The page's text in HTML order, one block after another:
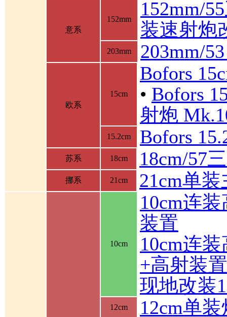
意系
152mm
152mm/
装速射炮
203mm 203mm/
欧系
15cm
Bofors
• Bofors
射炮
15.2cm Bofors
苏系 18cm 18cm/57
挪系 21cm 21cm单装
10cm
10cm连
装置
10cm连
+高射装
现地改装
12cm 12cm单装